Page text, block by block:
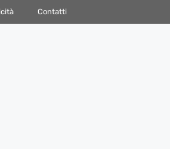
Contatti